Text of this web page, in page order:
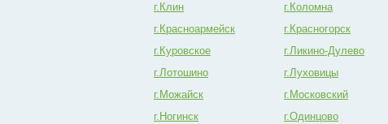
г.Клин
г.Коломна
г.Красноармейск
г.Красногорск
г.Куровское
г.Ликино-Дулево
г.Лотошино
г.Луховицы
г.Можайск
г.Московский
г.Ногинск
г.Одинцово